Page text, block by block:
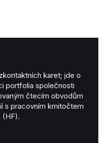
karet; jde o
portfolia společnosti
čtecím obvodům
s pracovním kmitočtem
(HF).